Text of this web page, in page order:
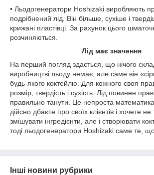
• Льодогенератори Hoshizaki виробляють
подрібнений лід. Він більше, сухіше і
крижані пластівці. За рахунок цього
розчиняються.
Лід має значення
На перший погляд здається, що нічого
виробництві льоду немає, але саме він
будь-якого коктейлю. Для кожного своя
розмір, твердість і сухість. Лід повинен
правильно танути. Це непроста
дійсно дбаєте про своїх клієнтів і хочете
змішувати інгредієнти, але і створювати
тоді льодогенератори Hoshizaki саме те,
Інші новини рубрики